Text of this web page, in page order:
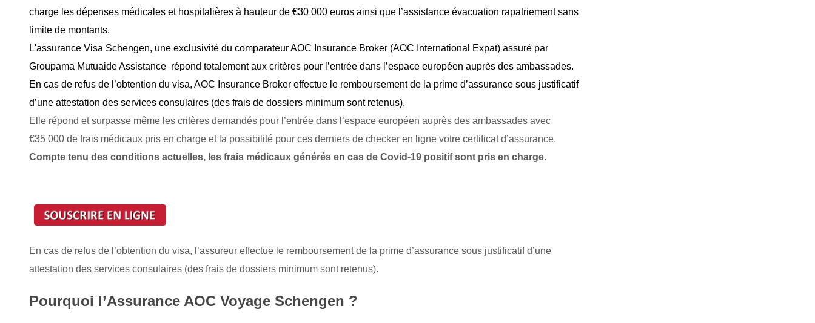
charge les dépenses médicales et hospitalières à hauteur de €30 000 euros ainsi que l’assistance évacuation rapatriement sans
limite de montants.
L'assurance Visa Schengen, une exclusivité du comparateur AOC Insurance Broker (AOC International Expat) assuré par
Groupama Mutuaide Assistance répond totalement aux critères pour l’entrée dans l’espace européen auprès des ambassades.
En cas de refus de l’obtention du visa, AOC Insurance Broker effectue le remboursement de la prime d’assurance sous justificatif
d’une attestation des services consulaires (des frais de dossiers minimum sont retenus).
Elle répond et surpasse même les critères demandés pour l’entrée dans l’espace européen auprès des ambassades avec
€35 000 de frais médicaux pris en charge et la possibilité pour ces derniers de checker en ligne votre certificat d’assurance.
Compte tenu des conditions actuelles, les frais médicaux générés en cas de Covid-19 positif sont pris en charge.
En cas de refus de l’obtention du visa, l’assureur effectue le remboursement de la prime d’assurance sous justificatif d’une
attestation des services consulaires (des frais de dossiers minimum sont retenus).
Pourquoi l’Assurance AOC Voyage Schengen ?